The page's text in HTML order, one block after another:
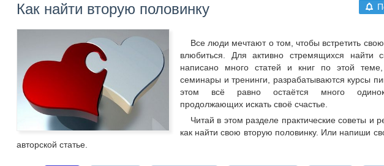
Как найти вторую половинку
Все люди мечтают о том, чтобы встретить
влюбиться. Для активно стремящихся найти
написано много статей и книг по этой теме,
семинары и тренинги, разрабатываются курсы
этом всё равно остаётся много
продолжающих искать своё счастье.
Читай в этом разделе практические советы и
как найти свою вторую половинку. Или напиши
авторской статье.